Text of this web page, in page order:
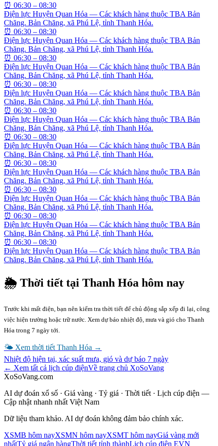
⏰ 06:30 – 08:30
Điện lực Huyện Quan Hóa — Các khách hàng thuộc TBA Bản
Chăng. Bản Chăng, xã Phú Lệ, tỉnh Thanh Hóa.
⏰ 06:30 – 08:30
Điện lực Huyện Quan Hóa — Các khách hàng thuộc TBA Bản
Chăng. Bản Chăng, xã Phú Lệ, tỉnh Thanh Hóa.
⏰ 06:30 – 08:30
Điện lực Huyện Quan Hóa — Các khách hàng thuộc TBA Bản
Chăng. Bản Chăng, xã Phú Lệ, tỉnh Thanh Hóa.
⏰ 06:30 – 08:30
Điện lực Huyện Quan Hóa — Các khách hàng thuộc TBA Bản
Chăng. Bản Chăng, xã Phú Lệ, tỉnh Thanh Hóa.
⏰ 06:30 – 08:30
Điện lực Huyện Quan Hóa — Các khách hàng thuộc TBA Bản
Chăng. Bản Chăng, xã Phú Lệ, tỉnh Thanh Hóa.
⏰ 06:30 – 08:30
Điện lực Huyện Quan Hóa — Các khách hàng thuộc TBA Bản
Chăng. Bản Chăng, xã Phú Lệ, tỉnh Thanh Hóa.
⏰ 06:30 – 08:30
Điện lực Huyện Quan Hóa — Các khách hàng thuộc TBA Bản
Chăng. Bản Chăng, xã Phú Lệ, tỉnh Thanh Hóa.
⏰ 06:30 – 08:30
Điện lực Huyện Quan Hóa — Các khách hàng thuộc TBA Bản
Chăng. Bản Chăng, xã Phú Lệ, tỉnh Thanh Hóa.
⏰ 06:30 – 08:30
Điện lực Huyện Quan Hóa — Các khách hàng thuộc TBA Bản
Chăng. Bản Chăng, xã Phú Lệ, tỉnh Thanh Hóa.
⏰ 06:30 – 08:30
Điện lực Huyện Quan Hóa — Các khách hàng thuộc TBA Bản
Chăng. Bản Chăng, xã Phú Lệ, tỉnh Thanh Hóa.
🌦 Thời tiết tại Thanh Hóa hôm nay
Trước khi mất điện, bạn nên kiểm tra thời tiết để chủ động sắp xếp đi lại, công
việc hiện trường hoặc trữ nước. Xem dự báo nhiệt độ, mưa và gió cho Thanh
Hóa trong 7 ngày tới.
🌤 Xem thời tiết Thanh Hóa →
Nhiệt độ hiện tại, xác suất mưa, gió và dự báo 7 ngày
← Xem tất cả lịch cúp điệnVề trang chủ XoSoVang
XoSoVang.com
AI dự đoán xổ số · Giá vàng · Tỷ giá · Thời tiết · Lịch cúp điện —
Cập nhật nhanh nhất Việt Nam
Dữ liệu tham khảo. AI dự đoán không đảm bảo chính xác.
XSMB hôm nayXSMN hôm nayXSMT hôm nayGiá vàng mới
nhấtTỷ giá ngân hàngThời tiết tỉnh thànhLịch cúp điện EVN